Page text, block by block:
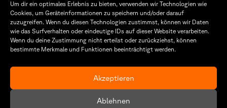
Um dir ein optimales Erlebnis zu bieten, verwenden wir Technologien wie
Cookies, um Geräteinformationen zu speichern und/oder darauf
zuzugreifen. Wenn du diesen Technologien zustimmst, können wir Daten
wie das Surfverhalten oder eindeutige IDs auf dieser Website verarbeiten.
Wenn du deine Zustimmung nicht erteilst oder zurückziehst, können
bestimmte Merkmale und Funktionen beeinträchtigt werden.
Akzeptieren
Ablehnen
Technische Hochschule
Würzburg-Schweinfurt
Sanderheinrichsleitenweg 20
tel: +49 931 35 11 93 02
Öffnungszeiten Dekanat
Montag – Freitag
8:30 – 12:00
8:30 – 15:30
Datenschutzerklärung